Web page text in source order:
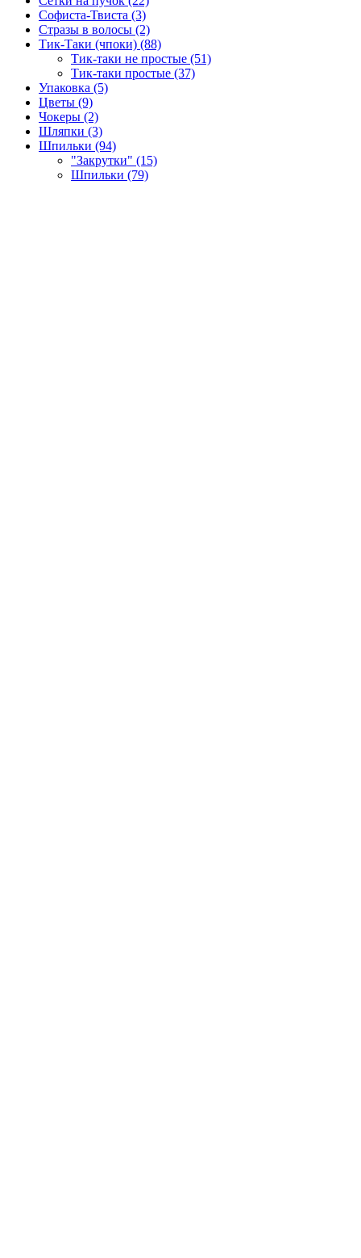
Софиста-Твиста (3)
Стразы в волосы (2)
Тик-Таки (чпоки) (88)
Тик-таки не простые (51)
Тик-таки простые (37)
Упаковка (5)
Цветы (9)
Чокеры (2)
Шляпки (3)
Шпильки (94)
"Закрутки" (15)
Шпильки (79)